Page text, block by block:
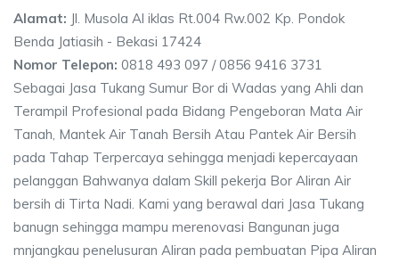
Alamat: Jl. Musola Al iklas Rt.004 Rw.002 Kp. Pondok
Benda Jatiasih - Bekasi 17424
Nomor Telepon: 0818 493 097 / 0856 9416 3731
Sebagai Jasa Tukang Sumur Bor di Wadas yang Ahli dan
Terampil Profesional pada Bidang Pengeboran Mata Air
Tanah, Mantek Air Tanah Bersih Atau Pantek Air Bersih
pada Tahap Terpercaya sehingga menjadi kepercayaan
pelanggan Bahwanya dalam Skill pekerja Bor Aliran Air
bersih di Tirta Nadi. Kami yang berawal dari Jasa Tukang
banugn sehingga mampu merenovasi Bangunan juga
mnjangkau penelusuran Aliran pada pembuatan Pipa Aliran